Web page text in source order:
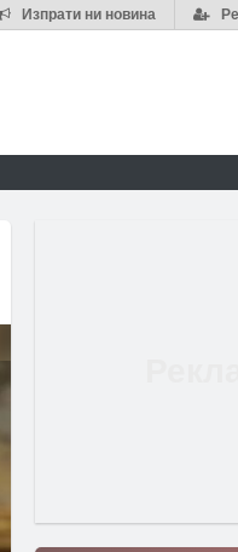
Изпрати ни новина